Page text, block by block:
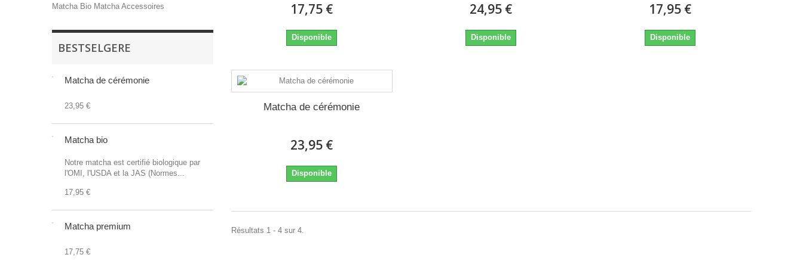
Matcha Bio Matcha Accessoires
BESTSELGERE
Matcha de cérémonie
23,95 €
Matcha bio
Notre matcha est certifié biologique par
l'OMI, l'USDA et la JAS (Normes...
17,95 €
Matcha premium
17,75 €
17,75 €
Disponible
24,95 €
Disponible
17,95 €
Disponible
Matcha de cérémonie
23,95 €
Disponible
Résultats 1 - 4 sur 4.